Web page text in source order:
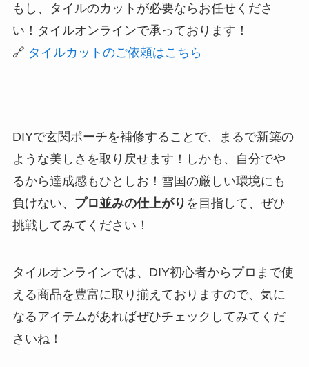
もし、タイルのカットが必要ならお任せくださ
い！タイルオンラインで承っております！
🔗 タイルカットのご依頼はこちら
DIYで玄関ポーチを補修することで、まるで新築の
ような美しさを取り戻せます！しかも、自分でや
るから達成感もひとしお！雪国の厳しい環境にも
負けない、 プロ並みの仕上がり を目指して、ぜひ
挑戦してみてください！
タイルオンラインでは、DIY初心者からプロまで使
える商品を豊富に取り揃えておりますので、気に
なるアイテムがあればぜひチェックしてみてくだ
さいね！